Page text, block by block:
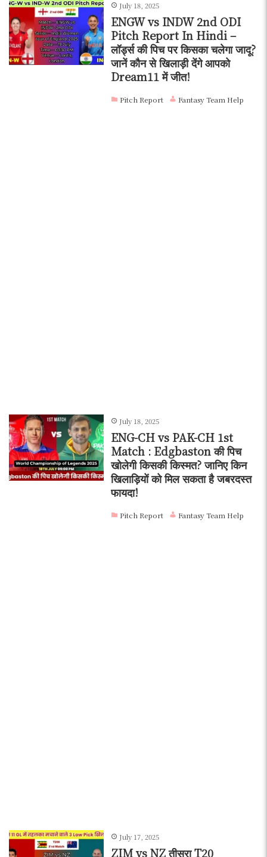
July 18, 2025
ENGW vs INDW 2nd ODI
Pitch Report In Hindi –
लॉर्ड्स की पिच पर किसका चलेगा जादू?
जानें कौन से खिलाड़ी देंगे आपको
Dream11 में जीत!
Pitch Report Fantasy Team Help
July 18, 2025
ENG-CH vs PAK-CH 1st
Match : Edgbaston की पिच
खोलेगी किसकी किस्मत? जानिए किन
खिलाड़ियों को मिल सकता है जबरदस्त
फायदा!
Pitch Report Fantasy Team Help
July 17, 2025
ZIM vs NZ तीसरा T20